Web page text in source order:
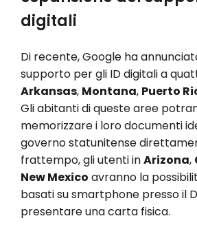
digitali
Di recente, Google ha
supporto per gli ID digitali a
Arkansas, Montana, Puerto
Gli abitanti di queste aree
memorizzare i loro documenti
governo statunitense
frattempo, gli utenti inArizona,
New Mexico avranno la
basati su smartphone presso il
presentare una carta fisica.